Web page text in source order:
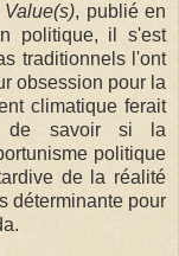
Value(s), publié en
politique, il s'est
traditionnels l'ont
obsession pour la
climatique ferait
de savoir si la
politique
de la réalité
déterminante pour